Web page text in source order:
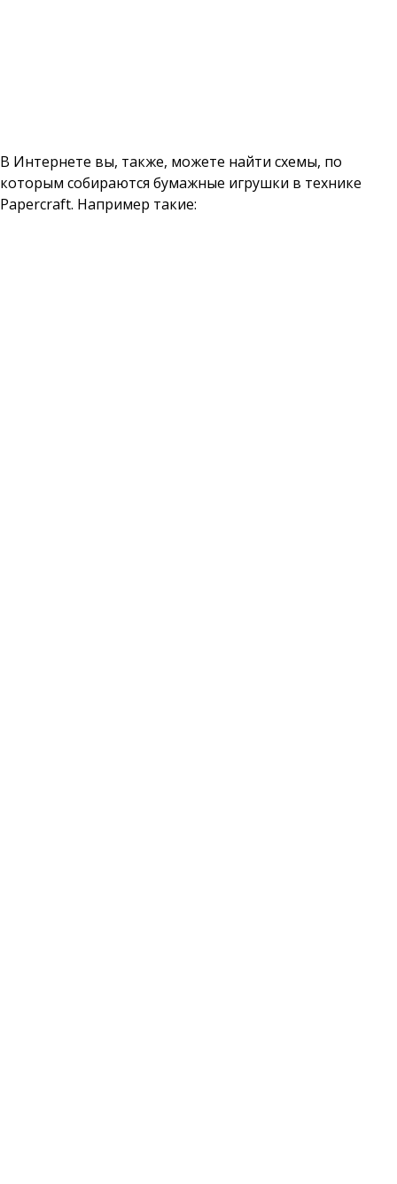
В Интернете вы, также, можете найти схемы, по
которым собираются бумажные игрушки в технике
Papercraft. Например такие: